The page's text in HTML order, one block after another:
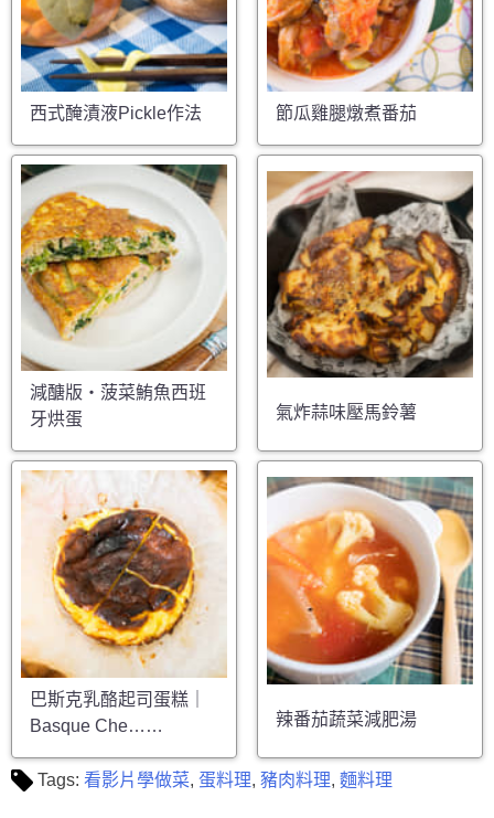
西式醃漬液Pickle作法 節瓜雞腿燉煮番茄
減醣版・菠菜鮪魚西班
牙烘蛋
氣炸蒜味壓馬鈴薯
巴斯克乳酪起司蛋糕｜
Basque Che……
辣番茄蔬菜減肥湯
Tags: 看影片學做菜, 蛋料理, 豬肉料理, 麵料理